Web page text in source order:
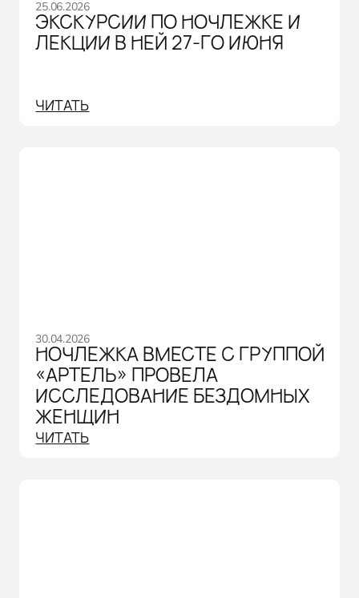
25.06.2026
ЭКСКУРСИИ ПО НОЧЛЕЖКЕ И
ЛЕКЦИИ В НЕЙ 27-ГО ИЮНЯ
ЧИТАТЬ
30.04.2026
НОЧЛЕЖКА ВМЕСТЕ С ГРУППОЙ
«АРТЕЛЬ» ПРОВЕЛА
ИССЛЕДОВАНИЕ БЕЗДОМНЫХ
ЖЕНЩИН
ЧИТАТЬ